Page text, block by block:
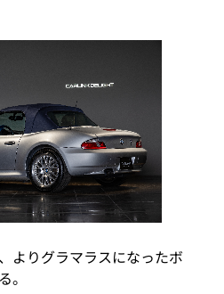
よりグラマラスになったボ
。